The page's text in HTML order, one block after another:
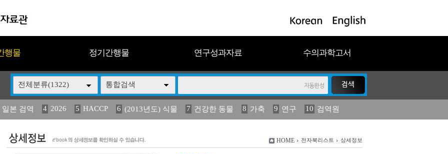
행물 정기간행물 연구성과자료 수의과학고서
전체분류(1322) 통합검색
본 검역 4 2026 5 HACCP 6 (2013년도) 식물 7 건강한 동물 8 가축 9 연구 10 검역원
도감
13 媛 異 14 (2013년도) 식 15 구제역 16 관리 17 연보 18 2023 19 농림수산
HOME 전자북리스트 상세정보